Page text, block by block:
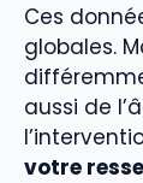
Ces
globales.
aussi de
votre